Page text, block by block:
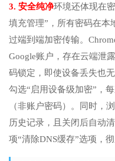
3. 安全纯净环境还体现在
填充管理”，所有密码在本
过端到端加密传输。
Google账户，存在云端泄
码锁定，即使设备丢失也
勾选“启用设备级加密”，
（非账户密码）。同时，
历史记录，且关闭后自动
项“清除DNS缓存”选项，彻